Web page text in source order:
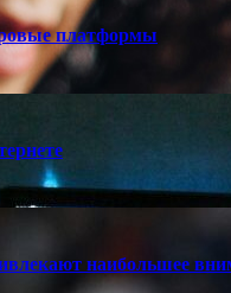
платформы
наибольшее